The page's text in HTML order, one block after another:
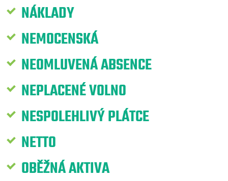
NÁKLADY
NEMOCENSKÁ
NEOMLUVENÁ ABSENCE
NEPLACENÉ VOLNO
NESPOLEHLIVÝ PLÁTCE
NETTO
OBĚŽNÁ AKTIVA